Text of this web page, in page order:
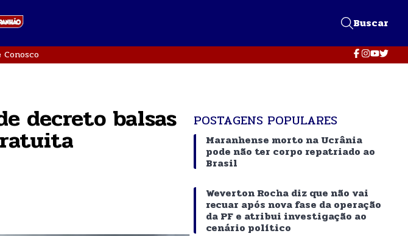
Buscar
Conosco
decreto balsas POSTAGENS POPULARES
Maranhense morto na Ucrânia
pode não ter corpo repatriado ao
Brasil
Weverton Rocha diz que não vai
recuar após nova fase da operação
da PF e atribui investigação ao
cenário político